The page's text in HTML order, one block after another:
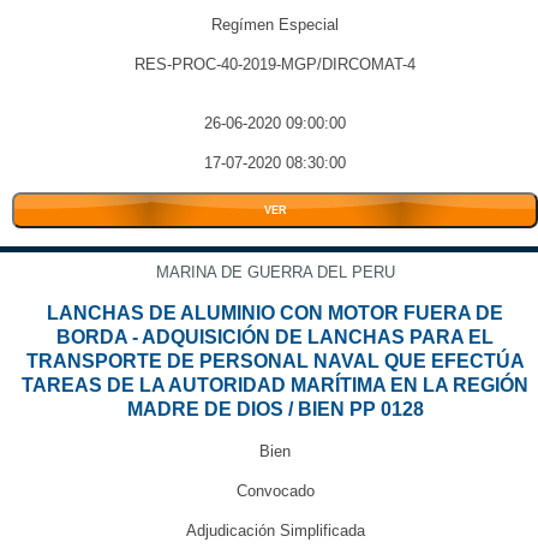
Regímen Especial
RES-PROC-40-2019-MGP/DIRCOMAT-4
26-06-2020 09:00:00
17-07-2020 08:30:00
VER
MARINA DE GUERRA DEL PERU
LANCHAS DE ALUMINIO CON MOTOR FUERA DE
BORDA - ADQUISICIÓN DE LANCHAS PARA EL
TRANSPORTE DE PERSONAL NAVAL QUE EFECTÚA
TAREAS DE LA AUTORIDAD MARÍTIMA EN LA REGIÓN
MADRE DE DIOS / BIEN PP 0128
Bien
Convocado
Adjudicación Simplificada